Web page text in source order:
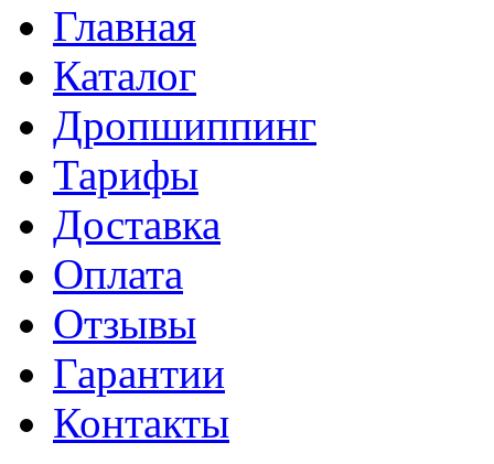
Главная
Каталог
Дропшиппинг
Тарифы
Доставка
Оплата
Отзывы
Гарантии
Контакты